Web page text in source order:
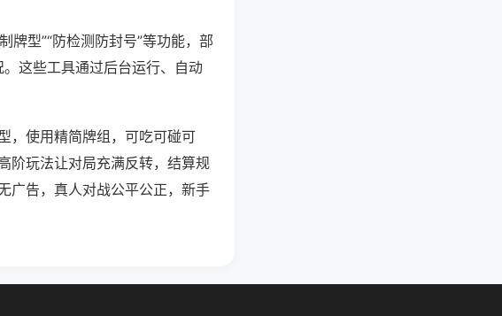
牌型”“防检测防封号”等功能，部
。这些工具通过后台运行、自动
，使用精简牌组，可吃可碰可
阶玩法让对局充满反转，结算规
广告，真人对战公平公正，新手